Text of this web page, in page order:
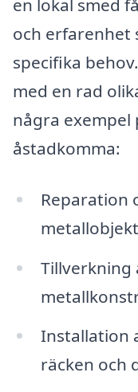
en lokal smed
och erfarenhet
specifika
med en rad
några exempel
åstadkomma:
Reparation
metallobjekt
Tillverkning
Installation
räcken och